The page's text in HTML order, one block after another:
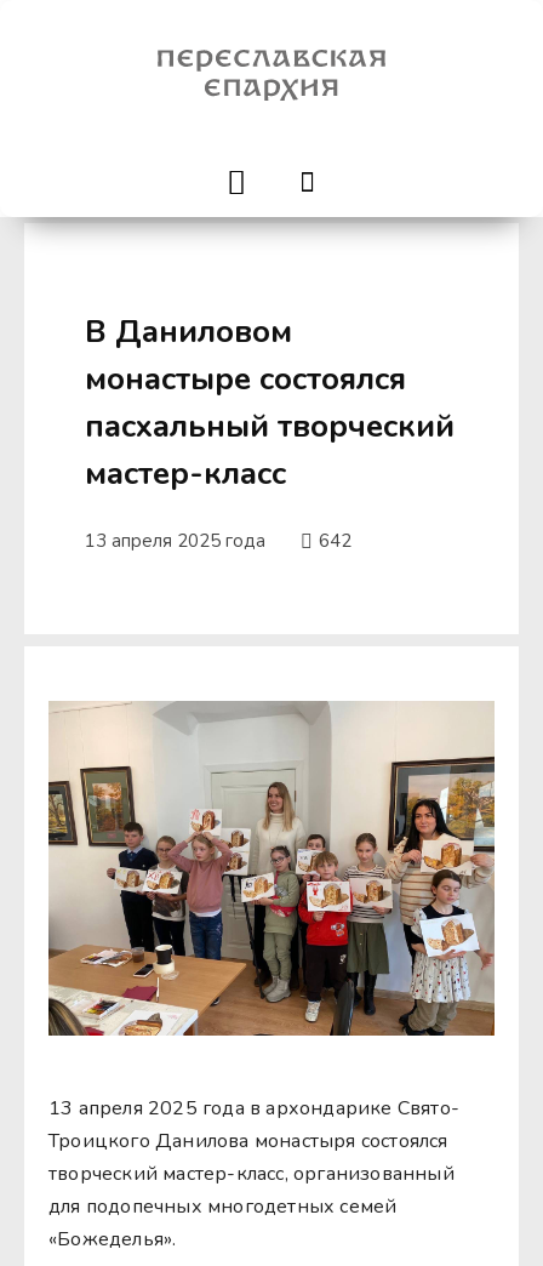
В Даниловом
монастыре состоялся
пасхальный творческий
мастер-класс
13 апреля 2025 года 642
13 апреля 2025 года в архондарике Свято-
Троицкого Данилова монастыря состоялся
творческий мастер-класс, организованный
для подопечных многодетных семей
«Божеделья».